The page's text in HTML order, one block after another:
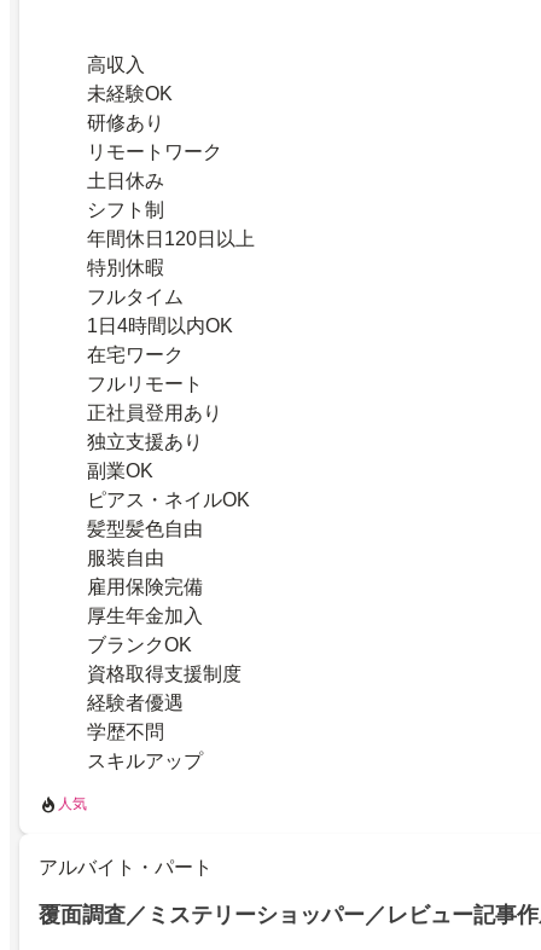
高収入
未経験OK
研修あり
リモートワーク
土日休み
シフト制
年間休日120日以上
特別休暇
フルタイム
1日4時間以内OK
在宅ワーク
フルリモート
正社員登用あり
独立支援あり
副業OK
ピアス・ネイルOK
髪型髪色自由
服装自由
雇用保険完備
厚生年金加入
ブランクOK
資格取得支援制度
経験者優遇
学歴不問
スキルアップ
人気
アルバイト・パート
覆面調査／ミステリーショッパー／レビュー記事